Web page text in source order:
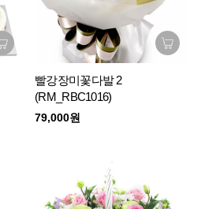
빨강장미꽃다발 2
(RM_RBC1016)
79,000원